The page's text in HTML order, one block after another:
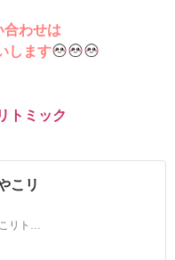
合わせは
します
トミック
こリ
東村山市、小平市の0才から楽しめるおやこリトミック！日常の中に音楽を。楽しい造形リトミックも展開中！東村山小平おやこリトミックで心と身体をはぐくみましょう。